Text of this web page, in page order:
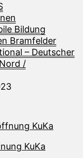
Bildung
Bramfelder
– Deutscher
/
KuKa